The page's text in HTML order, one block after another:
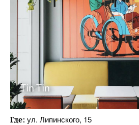
Tin Tin
Где: ул. Липинского, 15